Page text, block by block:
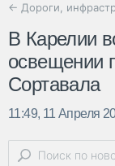
← Дороги,
В Карелии
освещении
Сортавала
11:49, 11 Апреля